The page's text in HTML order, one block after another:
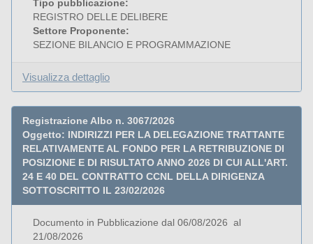
Tipo pubblicazione:
REGISTRO DELLE DELIBERE
Settore Proponente:
SEZIONE BILANCIO E PROGRAMMAZIONE
Visualizza dettaglio
Registrazione Albo n. 3067/2026
Oggetto: INDIRIZZI PER LA DELEGAZIONE TRATTANTE
RELATIVAMENTE AL FONDO PER LA RETRIBUZIONE DI
POSIZIONE E DI RISULTATO ANNO 2026 DI CUI ALL'ART.
24 E 40 DEL CONTRATTO CCNL DELLA DIRIGENZA
SOTTOSCRITTO IL 23/02/2026
Documento in Pubblicazione dal 06/08/2026 al
21/08/2026